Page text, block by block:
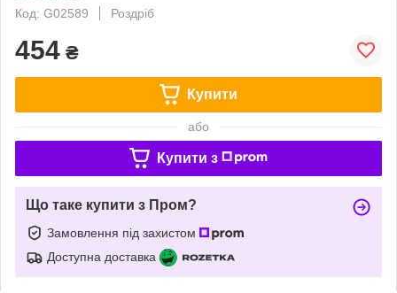
Код: G02589
Роздріб
454 ₴
Купити
або
Купити з
Що таке купити з Пром?
Замовлення під захистом
Доступна доставка